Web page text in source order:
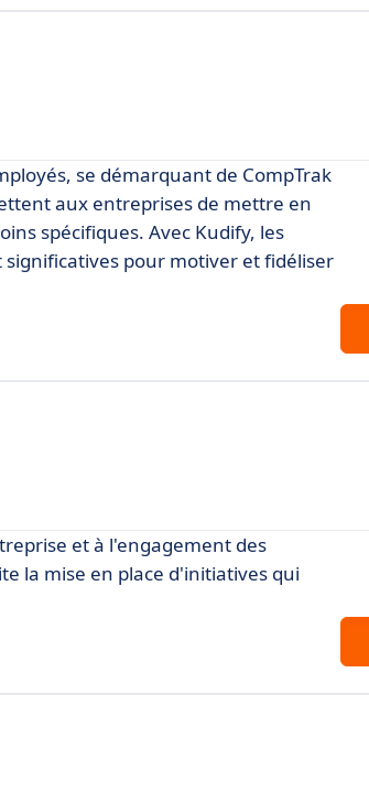
se démarquant de CompTrak
aux entreprises de mettre en
spécifiques. Avec Kudify, les
pour motiver et fidéliser
et à l'engagement des
la mise en place d'initiatives qui